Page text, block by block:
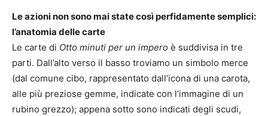
Le azioni non sono mai state così perfidamente semplici:
l’anatomia delle carte
Le carte di Otto minuti per un impero è suddivisa in tre
parti. Dall’alto verso il basso troviamo un simbolo merce
(dal comune cibo, rappresentato dall’icona di una carota,
alle più preziose gemme, indicate con l’immagine di un
rubino grezzo); appena sotto sono indicati degli scudi,